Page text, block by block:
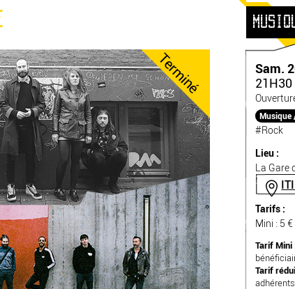
Terminé
Sam.
21H30
Musique
#Rock
Lieu :
La Gare
Tarifs :
Mini : 5
Tarif Mini
Tarif